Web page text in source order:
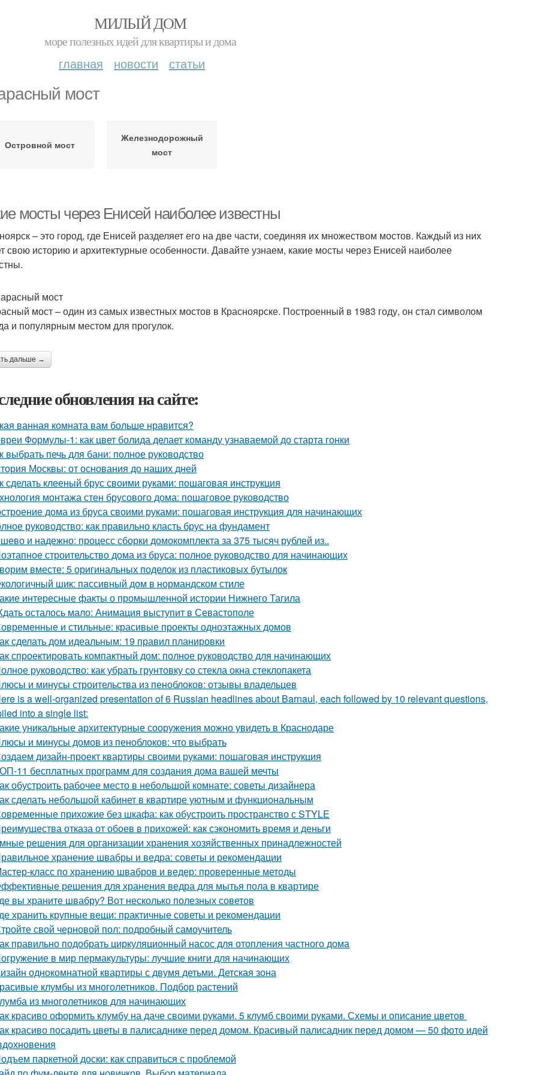
МИЛЫЙ ДОМ
море полезных идей для квартиры и дома
главная новости статьи
мост
Островной мост
Железнодорожный
мост
мосты через Енисей наиболее известны
– это город, где Енисей разделяет его на две части, соединяя их множеством мостов. Каждый из них
свою историю и архитектурные особенности. Давайте узнаем, какие мосты через Енисей наиболее
мост
мост – один из самых известных мостов в Красноярске. Построенный в 1983 году, он стал символом
и популярным местом для прогулок.
дальше →
обновления на сайте:
ванная комната вам больше нравится?
Формулы-1: как цвет болида делает команду узнаваемой до старта гонки
выбрать печь для бани: полное руководство
Москвы: от основания до наших дней
сделать клееный брус своими руками: пошаговая инструкция
монтажа стен брусового дома: пошаговое руководство
дома из бруса своими руками: пошаговая инструкция для начинающих
руководство: как правильно класть брус на фундамент
и надежно: процесс сборки домокомплекта за 375 тысяч рублей из..
строительство дома из бруса: полное руководство для начинающих
вместе: 5 оригинальных поделок из пластиковых бутылок
шик: пассивный дом в нормандском стиле
интересные факты о промышленной истории Нижнего Тагила
осталось мало: Анимация выступит в Севастополе
и стильные: красивые проекты одноэтажных домов
сделать дом идеальным: 19 правил планировки
спроектировать компактный дом: полное руководство для начинающих
руководство: как убрать грунтовку со стекла окна стеклопакета
и минусы строительства из пеноблоков: отзывы владельцев
is a well-organized presentation of 6 Russian headlines about Barnaul, each followed by 10 relevant questions,
into a single list:
уникальные архитектурные сооружения можно увидеть в Краснодаре
и минусы домов из пеноблоков: что выбрать
дизайн-проект квартиры своими руками: пошаговая инструкция
11 бесплатных программ для создания дома вашей мечты
обустроить рабочее место в небольшой комнате: советы дизайнера
сделать небольшой кабинет в квартире уютным и функциональным
прихожие без шкафа: как обустроить пространство с STYLE
отказа от обоев в прихожей: как сэкономить время и деньги
решения для организации хранения хозяйственных принадлежностей
хранение швабры и ведра: советы и рекомендации
класс по хранению швабров и ведер: проверенные методы
решения для хранения ведра для мытья пола в квартире
вы храните швабру? Вот несколько полезных советов
хранить крупные вещи: практичные советы и рекомендации
свой черновой пол: подробный самоучитель
правильно подобрать циркуляционный насос для отопления частного дома
в мир пермакультуры: лучшие книги для начинающих
однокомнатной квартиры с двумя детьми. Детская зона
клумбы из многолетников. Подбор растений
из многолетников для начинающих
красиво оформить клумбу на даче своими руками. 5 клумб своими руками. Схемы и описание цветов
красиво посадить цветы в палисаднике перед домом. Красивый палисадник перед домом — 50 фото идей
паркетной доски: как справиться с проблемой